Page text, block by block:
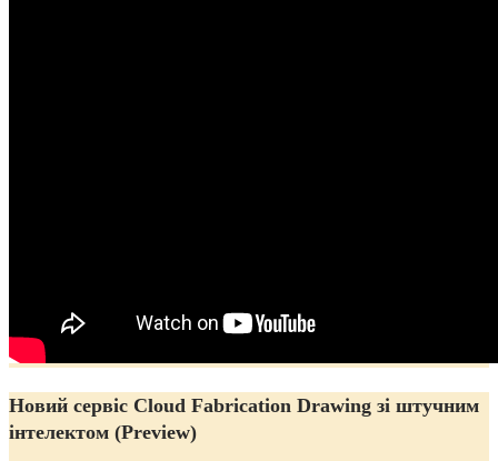
Новий сервіс Cloud Fabrication Drawing зі штучним
інтелектом (Preview)